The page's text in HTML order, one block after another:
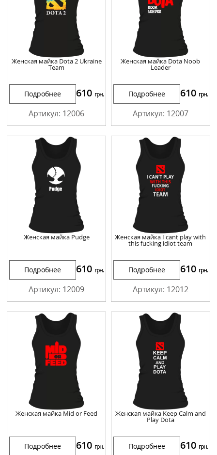
Женская майка Dota 2 Ukraine
Team
Подробнее 610 грн.
Артикул: 12006
Женская майка Dota Noob
Leader
Подробнее 610 грн.
Артикул: 12007
Женская майка Pudge
Подробнее 610 грн.
Артикул: 12009
Женская майка I cant play with
this fucking idiot team
Подробнее 610 грн.
Артикул: 12012
Женская майка Mid or Feed
Подробнее 610 грн.
Женская майка Keep Calm and
Play Dota
Подробнее 610 грн.